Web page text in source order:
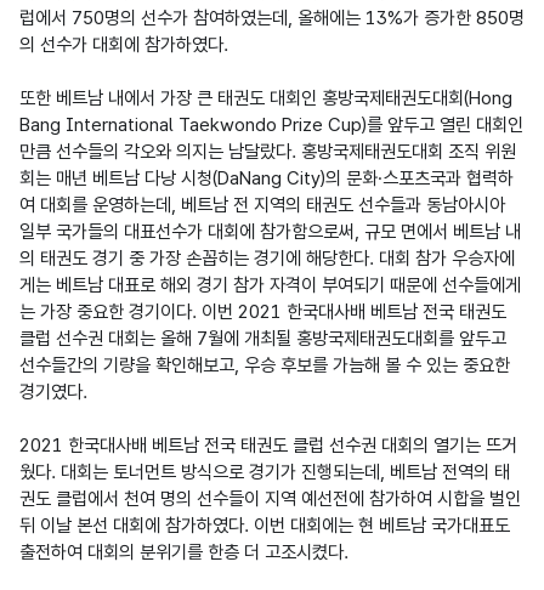
럽에서 750명의 선수가 참여하였는데, 올해에는 13%가 증가한 850명
의 선수가 대회에 참가하였다.
또한 베트남 내에서 가장 큰 태권도 대회인 홍방국제태권도대회(Hong
Bang International Taekwondo Prize Cup)를 앞두고 열린 대회인
만큼 선수들의 각오와 의지는 남달랐다. 홍방국제태권도대회 조직 위원
회는 매년 베트남 다낭 시청(DaNang City)의 문화·스포츠국과 협력하
여 대회를 운영하는데, 베트남 전 지역의 태권도 선수들과 동남아시아
일부 국가들의 대표선수가 대회에 참가함으로써, 규모 면에서 베트남 내
의 태권도 경기 중 가장 손꼽히는 경기에 해당한다. 대회 참가 우승자에
게는 베트남 대표로 해외 경기 참가 자격이 부여되기 때문에 선수들에게
는 가장 중요한 경기이다. 이번 2021 한국대사배 베트남 전국 태권도
클럽 선수권 대회는 올해 7월에 개최될 홍방국제태권도대회를 앞두고
선수들간의 기량을 확인해보고, 우승 후보를 가늠해 볼 수 있는 중요한
경기였다.
2021 한국대사배 베트남 전국 태권도 클럽 선수권 대회의 열기는 뜨거
웠다. 대회는 토너먼트 방식으로 경기가 진행되는데, 베트남 전역의 태
권도 클럽에서 천여 명의 선수들이 지역 예선전에 참가하여 시합을 벌인
뒤 이날 본선 대회에 참가하였다. 이번 대회에는 현 베트남 국가대표도
출전하여 대회의 분위기를 한층 더 고조시켰다.